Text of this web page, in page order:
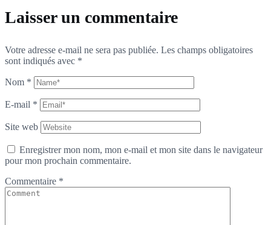
Laisser un commentaire
Votre adresse e-mail ne sera pas publiée. Les champs obligatoires
sont indiqués avec *
Nom *
E-mail *
Site web
Enregistrer mon nom, mon e-mail et mon site dans le navigateur
pour mon prochain commentaire.
Commentaire *